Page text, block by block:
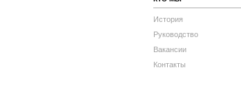
История
Руководство
Вакансии
Контакты